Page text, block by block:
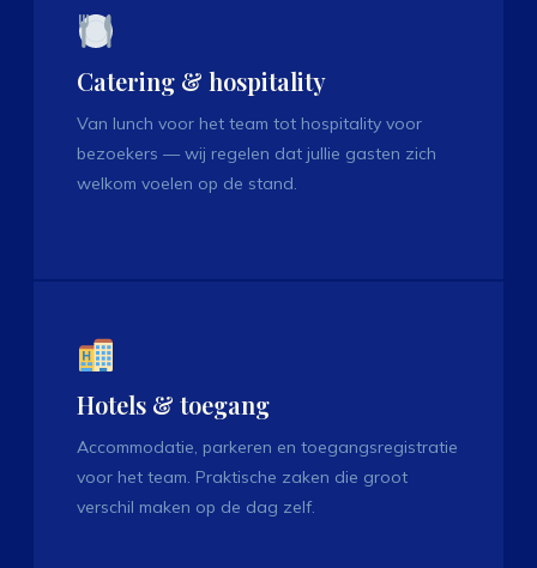
Catering & hospitality
Van lunch voor het team tot hospitality voor
bezoekers — wij regelen dat jullie gasten zich
welkom voelen op de stand.
Hotels & toegang
Accommodatie, parkeren en toegangsregistratie
voor het team. Praktische zaken die groot
verschil maken op de dag zelf.